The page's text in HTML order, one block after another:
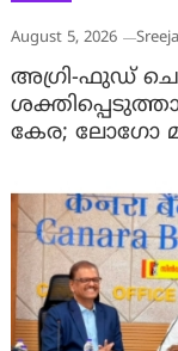
August 5, 2026
അഗ്രി-ഫുഡ്
കേര; ലോഗോ